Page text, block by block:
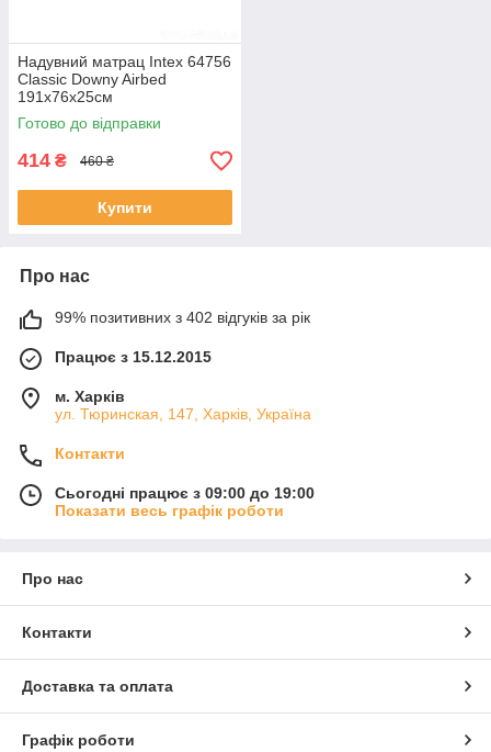
Надувний матрац Intex 64756
Classic Downy Airbed
191х76х25см
Готово до відправки
414 ₴ 460 ₴
Купити
Про нас
99% позитивних з 402 відгуків за рік
Працює з 15.12.2015
м. Харків
ул. Тюринская, 147, Харків, Україна
Контакти
Сьогодні працює з 09:00 до 19:00
Показати весь графік роботи
Про нас
Контакти
Доставка та оплата
Графік роботи